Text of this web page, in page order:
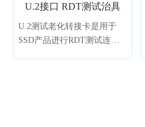
U.2接口 RDT测试治具
U.2测试老化转接卡是用于
SSD产品进行RDT测试连接